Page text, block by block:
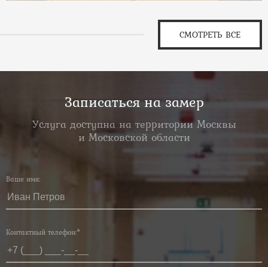
СМОТРЕТЬ ВСЕ
Записаться на замер
Услуга доступна на территории Москвы
и Московской области
Ваше имя:
Контактный телефон:*